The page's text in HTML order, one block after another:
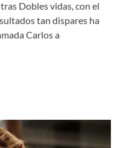
Dobles vidas, con el
tan dispares ha
Carlos a